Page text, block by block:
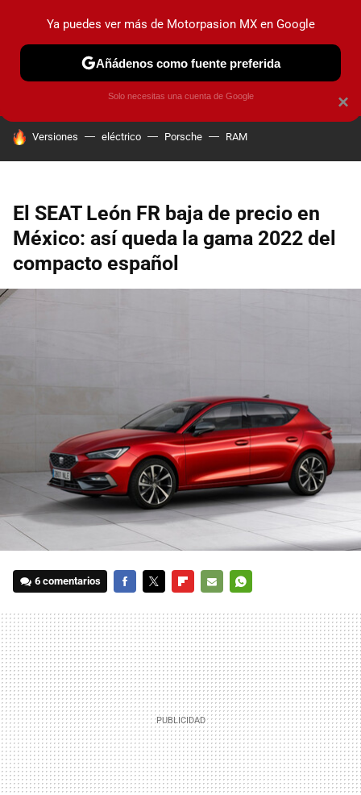
PRUEBAS INDUSTRIA HOY NO CIRCULA
HOY SE HABLA DE
Versiones eléctrico Porsche RAM
El SEAT León FR baja de precio en
México: así queda la gama 2022 del
compacto español
6 comentarios
MAIL
×
Ya puedes ver más de Motorpasion MX en Google
Añádenos como fuente preferida
Solo necesitas una cuenta de Google